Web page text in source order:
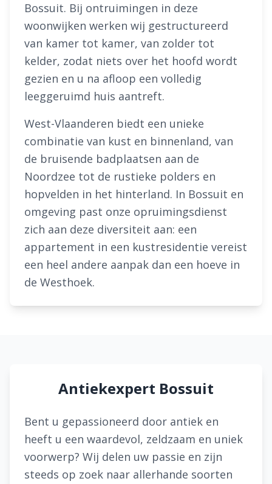
Bossuit. Bij ontruimingen in deze
woonwijken werken wij gestructureerd
van kamer tot kamer, van zolder tot
kelder, zodat niets over het hoofd wordt
gezien en u na afloop een volledig
leeggeruimd huis aantreft.
West-Vlaanderen biedt een unieke
combinatie van kust en binnenland, van
de bruisende badplaatsen aan de
Noordzee tot de rustieke polders en
hopvelden in het hinterland. In Bossuit en
omgeving past onze opruimingsdienst
zich aan deze diversiteit aan: een
appartement in een kustresidentie vereist
een heel andere aanpak dan een hoeve in
de Westhoek.
Antiekexpert Bossuit
Bent u gepassioneerd door antiek en
heeft u een waardevol, zeldzaam en uniek
voorwerp? Wij delen uw passie en zijn
steeds op zoek naar allerhande soorten